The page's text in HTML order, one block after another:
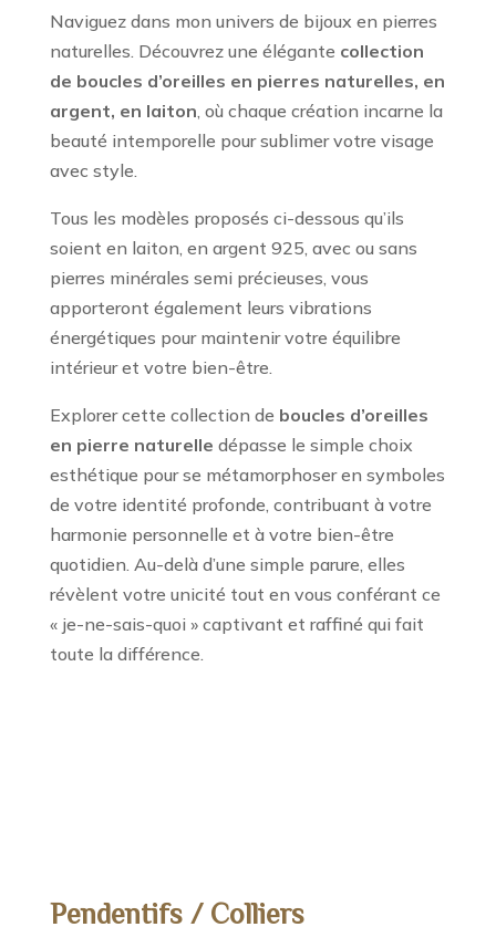
Naviguez dans mon univers de bijoux en pierres
naturelles. Découvrez une élégante collection
de boucles d’oreilles en pierres naturelles, en
argent, en laiton, où chaque création incarne la
beauté intemporelle pour sublimer votre visage
avec style.
Tous les modèles proposés ci-dessous qu’ils
soient en laiton, en argent 925, avec ou sans
pierres minérales semi précieuses, vous
apporteront également leurs vibrations
énergétiques pour maintenir votre équilibre
intérieur et votre bien-être.
Explorer cette collection de boucles d’oreilles
en pierre naturelle dépasse le simple choix
esthétique pour se métamorphoser en symboles
de votre identité profonde, contribuant à votre
harmonie personnelle et à votre bien-être
quotidien. Au-delà d’une simple parure, elles
révèlent votre unicité tout en vous conférant ce
« je-ne-sais-quoi » captivant et raffiné qui fait
toute la différence.
Pendentifs / Colliers